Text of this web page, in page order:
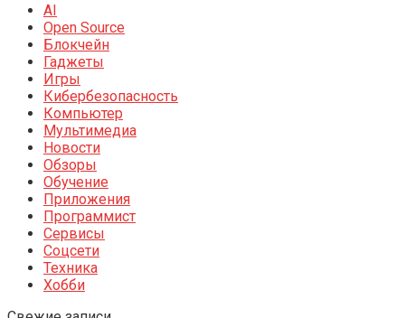
AI
Open Source
Блокчейн
Гаджеты
Игры
Кибербезопасность
Компьютер
Мультимедиа
Новости
Обзоры
Обучение
Приложения
Программист
Сервисы
Соцсети
Техника
Хобби